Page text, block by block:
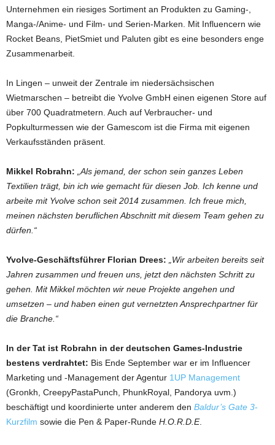
Unternehmen ein riesiges Sortiment an Produkten zu Gaming-,
Manga-/Anime- und Film- und Serien-Marken. Mit Influencern wie
Rocket Beans, PietSmiet und Paluten gibt es eine besonders enge
Zusammenarbeit.
In Lingen – unweit der Zentrale im niedersächsischen
Wietmarschen – betreibt die Yvolve GmbH einen eigenen Store auf
über 700 Quadratmetern. Auch auf Verbraucher- und
Popkulturmessen wie der Gamescom ist die Firma mit eigenen
Verkaufsständen präsent.
Mikkel Robrahn:
„Als jemand, der schon sein ganzes Leben
Textilien trägt, bin ich wie gemacht für diesen Job. Ich kenne und
arbeite mit Yvolve schon seit 2014 zusammen. Ich freue mich,
meinen nächsten beruflichen Abschnitt mit diesem Team gehen zu
dürfen.“
Yvolve-Geschäftsführer Florian Drees:
„Wir arbeiten bereits seit
Jahren zusammen und freuen uns, jetzt den nächsten Schritt zu
gehen. Mit Mikkel möchten wir neue Projekte angehen und
umsetzen – und haben einen gut vernetzten Ansprechpartner für
die Branche.“
In der Tat ist Robrahn in der deutschen Games-Industrie
bestens verdrahtet: Bis Ende September war er im Influencer
Marketing und -Management der Agentur 1UP Management
(Gronkh, CreepyPastaPunch, PhunkRoyal, Pandorya uvm.)
beschäftigt und koordinierte unter anderem den Baldur’s Gate 3-
Kurzfilm sowie die Pen & Paper-Runde H.O.R.D.E.